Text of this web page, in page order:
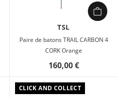
TSL
Paire de batons TRAIL CARBON 4
CORK Orange
160,00 €
CLICK AND COLLECT